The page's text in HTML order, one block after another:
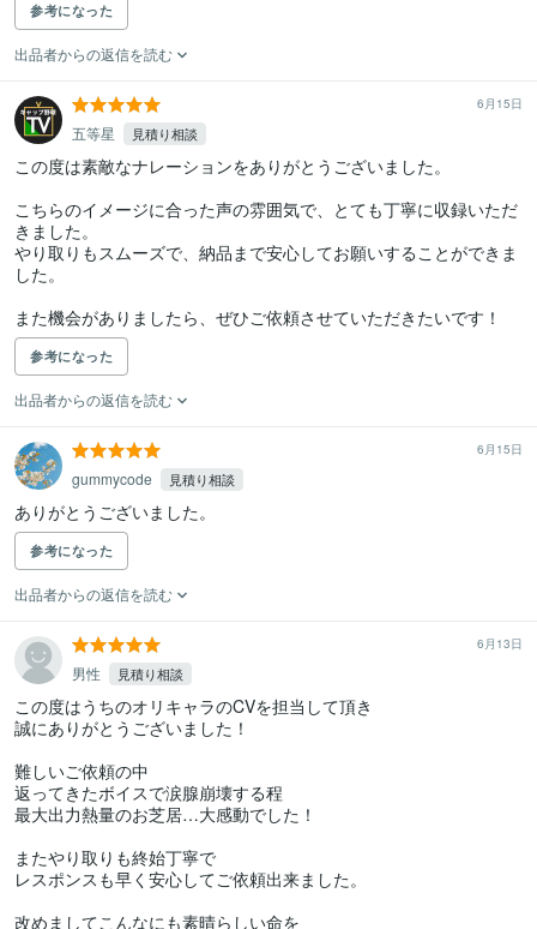
参考になった
出品者からの返信を読む
6月15日
五等星 見積り相談
この度は素敵なナレーションをありがとうございました。
こちらのイメージに合った声の雰囲気で、とても丁寧に収録いただ
きました。
やり取りもスムーズで、納品まで安心してお願いすることができま
した。
また機会がありましたら、ぜひご依頼させていただきたいです！
参考になった
出品者からの返信を読む
6月15日
gummycode 見積り相談
ありがとうございました。
参考になった
出品者からの返信を読む
6月13日
男性 見積り相談
この度はうちのオリキャラのCVを担当して頂き
誠にありがとうございました！
難しいご依頼の中
返ってきたボイスで涙腺崩壊する程
最大出力熱量のお芝居…大感動でした！
またやり取りも終始丁寧で
レスポンスも早く安心してご依頼出来ました。
改めましてこんなにも素晴らしい命を